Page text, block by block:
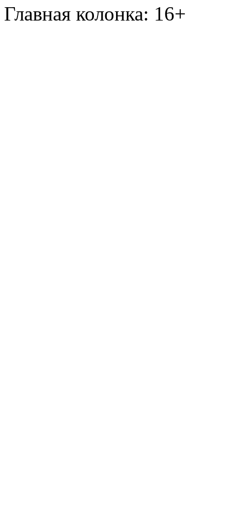
Главная колонка: 16+